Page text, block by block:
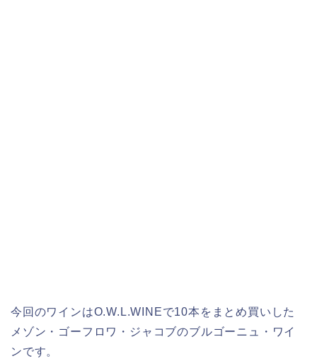
今回のワインはO.W.L.WINEで10本をまとめ買いした
メゾン・ゴーフロワ・ジャコブのブルゴーニュ・ワイ
ンです。